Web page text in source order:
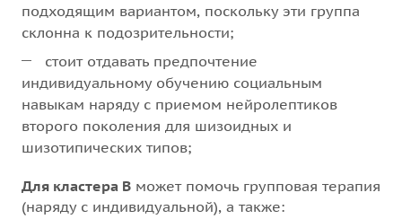
подходящим вариантом, поскольку эти группа
склонна к подозрительности;
стоит отдавать предпочтение
индивидуальному обучению социальным
навыкам наряду с приемом нейролептиков
второго поколения для шизоидных и
шизотипических типов;
Для кластера В может помочь групповая терапия
(наряду с индивидуальной), а также: